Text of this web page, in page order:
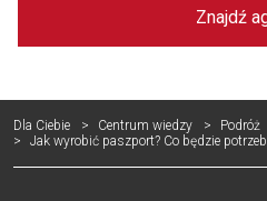
Znajdź
Dla Ciebie Centrum wiedzy
Podróż
Jak wyrobić paszport? Co będzie